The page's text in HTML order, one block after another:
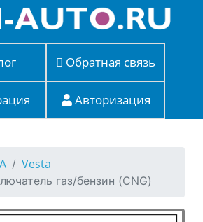
Обратная связь
Авторизация
Vesta
газ/бензин (CNG)